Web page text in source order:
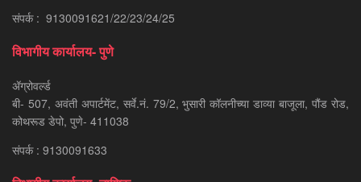
संपर्क : 9130091621/22/23/24/25
विभागीय कार्यालय- पुणे
ॲग्रोवर्ल्ड
बी- 507, अवंती अपार्टमेंट, सर्वे.नं. 79/2, भुसारी कॉलनीच्या डाव्या बाजूला, पौंड रोड,
कोथरूड डेपो, पुणे- 411038
संपर्क : 9130091633